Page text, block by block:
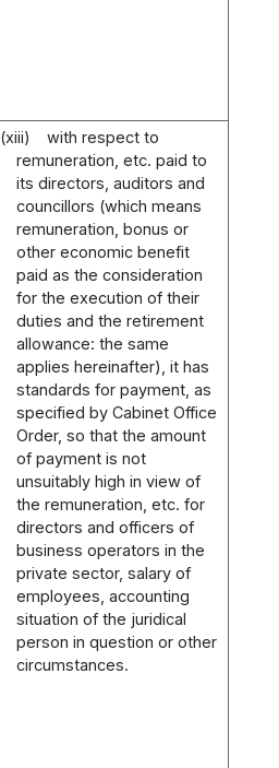
(xiii)
with respect to
remuneration, etc. paid to
its directors, auditors and
councillors (which means
remuneration, bonus or
other economic benefit
paid as the consideration
for the execution of their
duties and the retirement
allowance: the same
applies hereinafter), it has
standards for payment, as
specified by Cabinet Office
Order, so that the amount
of payment is not
unsuitably high in view of
the remuneration, etc. for
directors and officers of
business operators in the
private sector, salary of
employees, accounting
situation of the juridical
person in question or other
circumstances.